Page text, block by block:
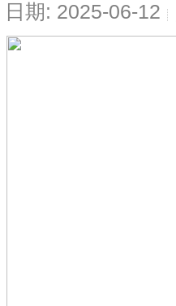
日期: 2025-06-12